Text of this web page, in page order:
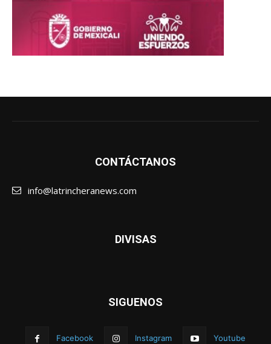
CONTÁCTANOS
info@latrincheranews.com
DIVISAS
SIGUENOS
Facebook Instagram Youtube